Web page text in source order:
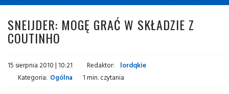
SNEIJDER: MOGĘ GRAĆ W SKŁADZIE Z
COUTINHO
15 sierpnia 2010 | 10:21 Redaktor:
lordqkie
Kategoria: Ogólna 1 min. czytania